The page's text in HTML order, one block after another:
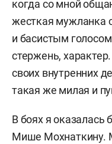
когда со мной
жесткая мужланка
и басистым
стержень,
своих внутренних
такая же милая и
В боях я
Мише Мохнаткину.